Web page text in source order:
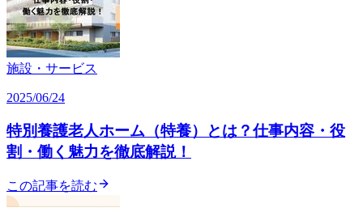
施設・サービス
2025/06/24
特別養護老人ホーム（特養）とは？仕事内容・役
割・働く魅力を徹底解説！
この記事を読む